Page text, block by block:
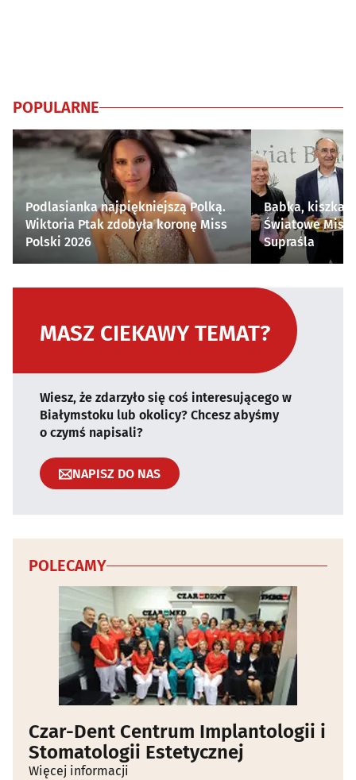
POPULARNE
Podlasianka najpiękniejszą Polką.
Wiktoria Ptak zdobyła koronę Miss
Polski 2026
Babka, kiszka i
Światowe
Supraśla
MASZ CIEKAWY TEMAT?
Wiesz, że zdarzyło się coś interesującego w
Białymstoku lub okolicy? Chcesz abyśmy
o czymś napisali?
NAPISZ DO NAS
POLECAMY
Czar-Dent Centrum Implantologii i
Stomatologii Estetycznej
Więcej informacji